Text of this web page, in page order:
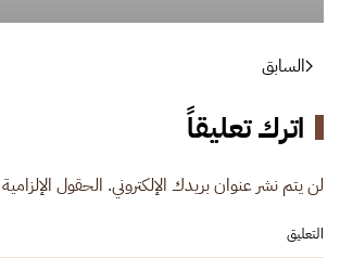
السابق
اترك تعليقاً
لن يتم نشر عنوان بريدك الإلكتروني. الحقول الإلزامية
التعليق